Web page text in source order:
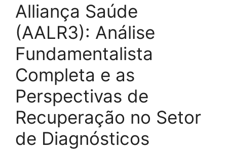
Alliança Saúde
(AALR3): Análise
Fundamentalista
Completa e as
Perspectivas de
Recuperação no Setor
de Diagnósticos